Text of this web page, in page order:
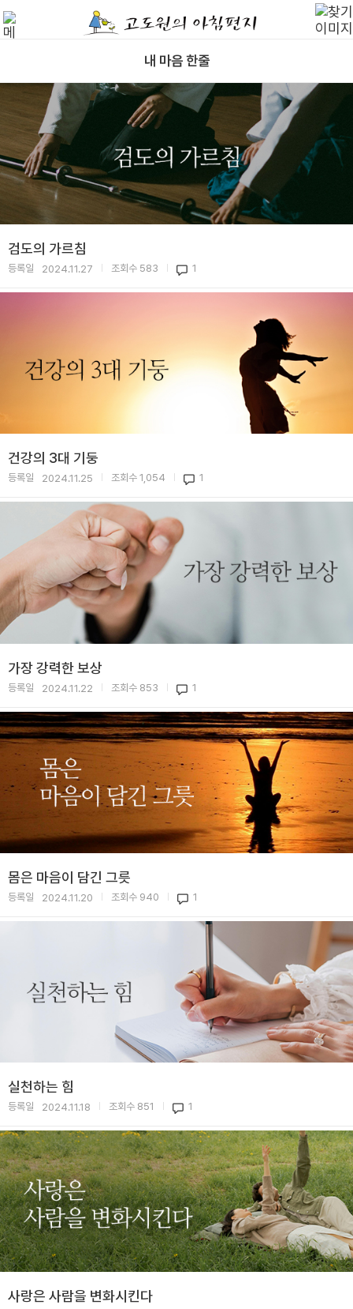
내 마음 한줄
검도의 가르침
등록일 2024.11.27 조회수 583 1
건강의 3대 기둥
등록일 2024.11.25 조회수 1,054 1
가장 강력한 보상
등록일 2024.11.22 조회수 853 1
몸은 마음이 담긴 그릇
등록일 2024.11.20 조회수 940 1
실천하는 힘
등록일 2024.11.18 조회수 851 1
사랑은 사람을 변화시킨다